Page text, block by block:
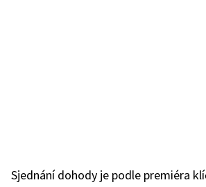
Sjednání dohody je podle premiéra